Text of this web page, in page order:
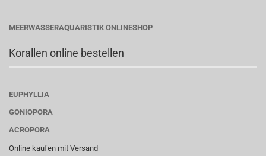
MEERWASSERAQUARISTIK ONLINESHOP
Korallen online bestellen
EUPHYLLIA
GONIOPORA
ACROPORA
Online kaufen mit Versand